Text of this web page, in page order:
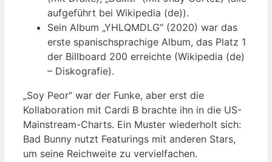
aufgeführt bei Wikipedia (de)).
Sein Album „YHLQMDLG“ (2020) war das
erste spanischsprachige Album, das Platz 1
der Billboard 200 erreichte (Wikipedia (de)
– Diskografie).
„Soy Peor“ war der Funke, aber erst die
Kollaboration mit Cardi B brachte ihn in die US-
Mainstream-Charts. Ein Muster wiederholt sich:
Bad Bunny nutzt Featurings mit anderen Stars,
um seine Reichweite zu vervielfachen.